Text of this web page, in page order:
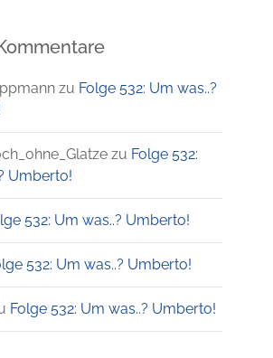
zu Folge 532: Um was..?
zu Folge 532:
Umberto!
532: Um was..? Umberto!
532: Um was..? Umberto!
Folge 532: Um was..? Umberto!